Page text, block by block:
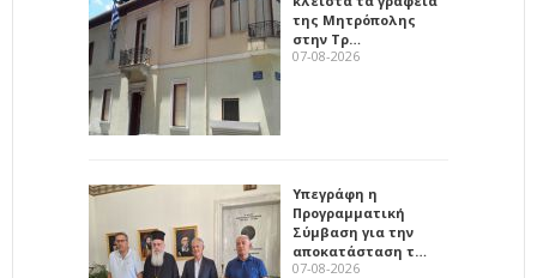
της Μητρόπολης
στην Τρ…
07-08-2026
Υπεγράφη η
Προγραμματική
Σύμβαση για την
αποκατάσταση τ…
07-08-2026